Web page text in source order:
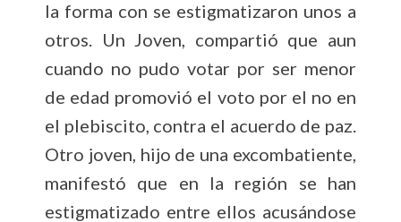
la forma con se estigmatizaron unos a
otros. Un Joven, compartió que aun
cuando no pudo votar por ser menor
de edad promovió el voto por el no en
el plebiscito, contra el acuerdo de paz.
Otro joven, hijo de una excombatiente,
manifestó que en la región se han
estigmatizado entre ellos acusándose